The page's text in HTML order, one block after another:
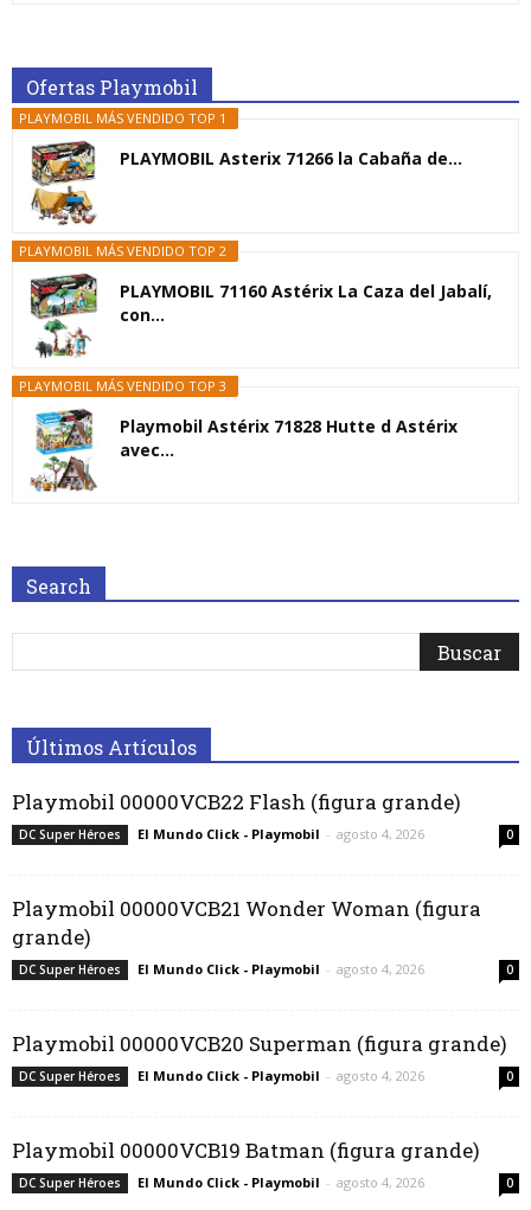
Ofertas Playmobil
PLAYMOBIL MÁS VENDIDO TOP 1
PLAYMOBIL Asterix 71266 la Cabaña de...
PLAYMOBIL MÁS VENDIDO TOP 2
PLAYMOBIL 71160 Astérix La Caza del Jabalí,
con...
PLAYMOBIL MÁS VENDIDO TOP 3
Playmobil Astérix 71828 Hutte d Astérix
avec...
Search
Últimos Artículos
Playmobil 00000VCB22 Flash (figura grande)
DC Super Héroes El Mundo Click - Playmobil - agosto 4, 2026 0
Playmobil 00000VCB21 Wonder Woman (figura
grande)
DC Super Héroes El Mundo Click - Playmobil - agosto 4, 2026 0
Playmobil 00000VCB20 Superman (figura grande)
DC Super Héroes El Mundo Click - Playmobil - agosto 4, 2026 0
Playmobil 00000VCB19 Batman (figura grande)
DC Super Héroes El Mundo Click - Playmobil - agosto 4, 2026 0